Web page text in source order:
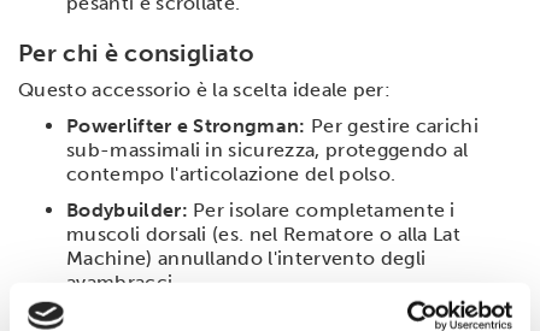
Per chi è consigliato
Questo accessorio è la scelta ideale per:
Powerlifter e Strongman: Per gestire carichi
sub-massimali in sicurezza, proteggendo al
contempo l'articolazione del polso.
Bodybuilder: Per isolare completamente i
muscoli dorsali (es. nel Rematore o alla Lat
Machine) annullando l'intervento degli
avambracci.
Il polsino